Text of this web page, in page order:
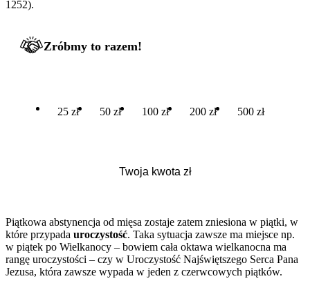
1252).
Zróbmy to razem!
25 zł 50 zł 100 zł 200 zł 500 zł
Piątkowa abstynencja od mięsa zostaje zatem zniesiona w piątki, w
które przypada uroczystość. Taka sytuacja zawsze ma miejsce np.
w piątek po Wielkanocy – bowiem cała oktawa wielkanocna ma
rangę uroczystości – czy w Uroczystość Najświętszego Serca Pana
Jezusa, która zawsze wypada w jeden z czerwcowych piątków.